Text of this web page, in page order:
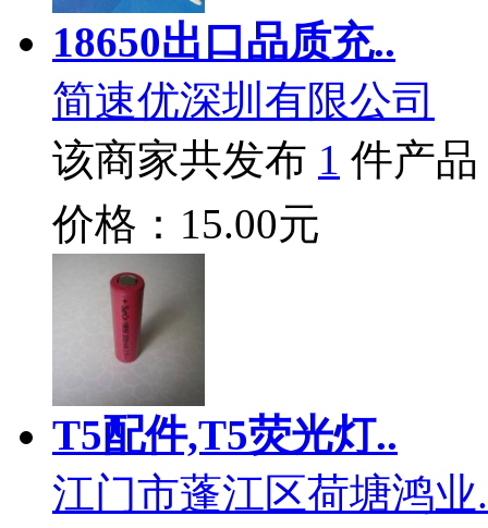
18650出口品质充..
简速优深圳有限公司
该商家共发布 1 件产品
价格：15.00元
T5配件,T5荧光灯..
江门市蓬江区荷塘鸿业